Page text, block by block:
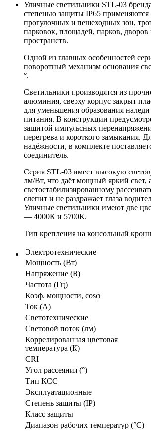
Уличные светильники STL-03
степенью защиты IP65 применяются
прогулочных и пешеходных зон,
парковок, площадей, парков,
пространств.
Одной из главных особенностей
поворотный механизм основания
°.
Светильники производятся из
алюминия, сверху корпус закрыт
для уменьшения образования
питания. В конструкции
защитой импульсных
перегрева и короткого замыкания.
надёжности, в комплекте
соединитель.
Серия STL-03 имеет высокую
лм/Вт, что даёт мощный яркий свет,
светостабилизированному
слепит и не раздражает глаза
Уличные светильники имеют две
— 4000К и 5700К.
Тип крепления на консольный
Электротехнические
Мощность (Вт)
Напряжение (В)
Частота (Гц)
Коэф. мощности, cosφ
Ток (А)
Светотехнические
Световой поток (лм)
Коррелированная цветовая
температура (К)
CRI
Угол рассеяния (°)
Тип КСС
Эксплуатационные
Степень защиты (IP)
Класс защиты
Диапазон рабочих температур (°С)